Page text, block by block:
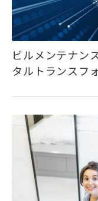
ビルメンテナン
タルトランスフ